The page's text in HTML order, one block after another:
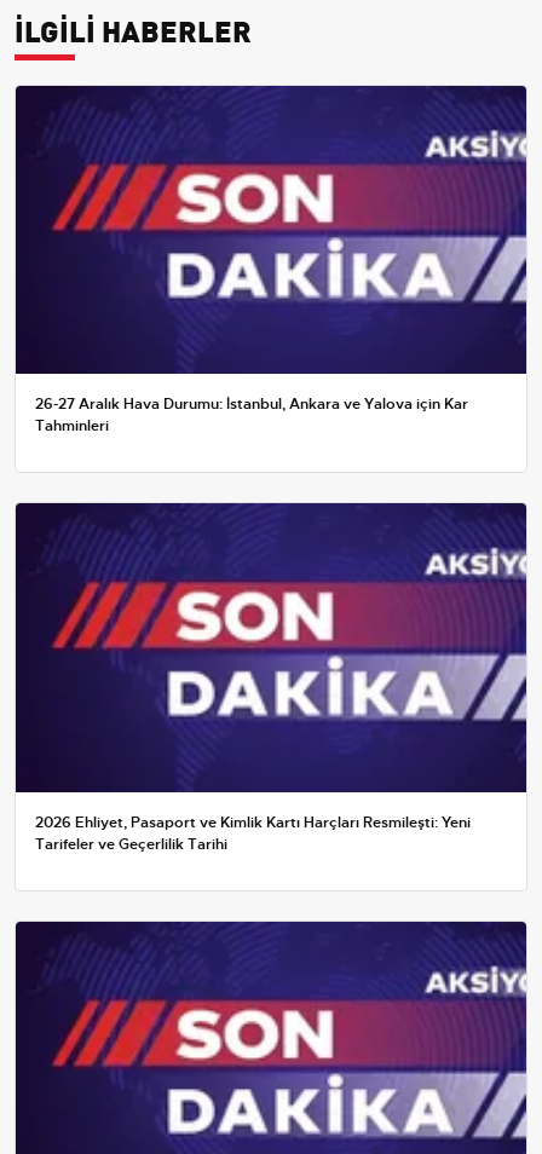
İLGİLİ HABERLER
26-27 Aralık Hava Durumu: İstanbul, Ankara ve Yalova için Kar
Tahminleri
2026 Ehliyet, Pasaport ve Kimlik Kartı Harçları Resmileşti: Yeni
Tarifeler ve Geçerlilik Tarihi